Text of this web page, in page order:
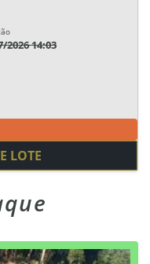
2026 14:03
LOTE